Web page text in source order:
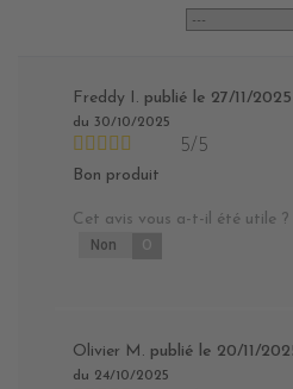
Freddy I. publié le 27/11/2025
du 30/10/2025
5/5
Bon produit
Cet avis vous a-t-il été utile ?
Non 0
Olivier M. publié le 20/11/
du 24/10/2025